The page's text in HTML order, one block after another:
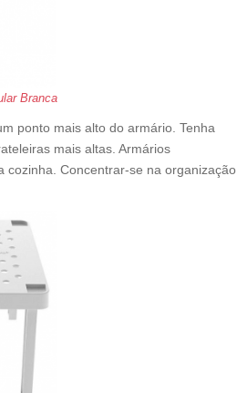
Branca
ponto mais alto do armário. Tenha
mais altas. Armários
cozinha. Concentrar-se na organização